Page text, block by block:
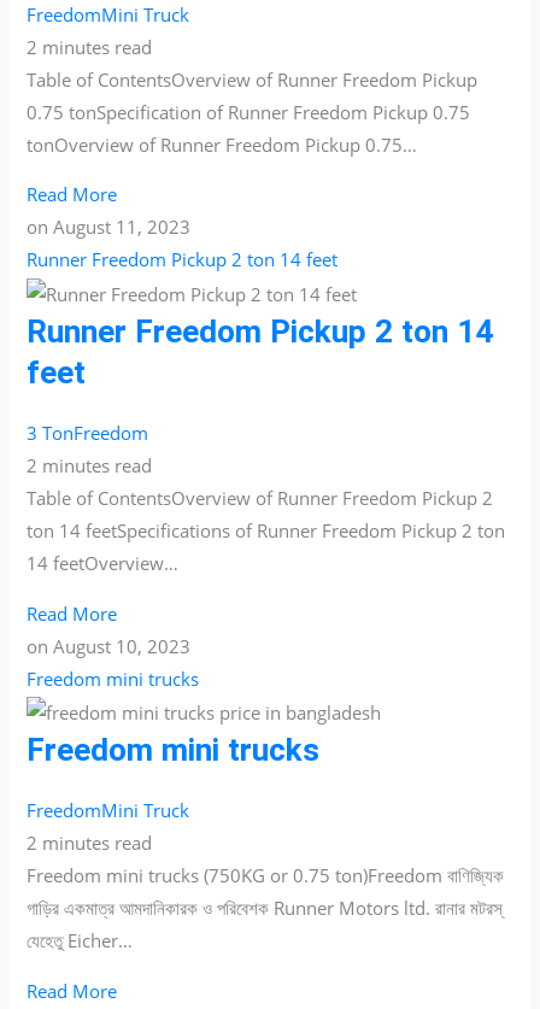
FreedomMini Truck
2 minutes read
Table of ContentsOverview of Runner Freedom Pickup
0.75 tonSpecification of Runner Freedom Pickup 0.75
tonOverview of Runner Freedom Pickup 0.75…
Read More
onAugust 11, 2023
Runner Freedom Pickup 2 ton 14 feet
Runner Freedom Pickup 2 ton 14
feet
3 TonFreedom
2 minutes read
Table of ContentsOverview of Runner Freedom Pickup 2
ton 14 feetSpecifications of Runner Freedom Pickup 2 ton
14 feetOverview…
Read More
onAugust 10, 2023
Freedom mini trucks
Freedom mini trucks
FreedomMini Truck
2 minutes read
Freedom mini trucks (750KG or 0.75 ton)Freedom বাণিজ্যিক
গাড়ির একমাত্র আমদানিকারক ও পরিবেশক Runner Motors ltd. রানার মটরস্
যেহেতু Eicher…
Read More